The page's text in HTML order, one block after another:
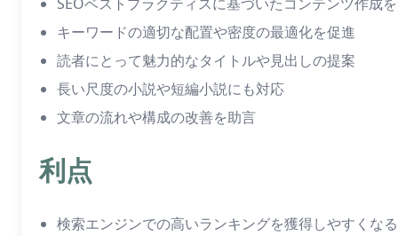
キーワードの適切な配置や密度の最適化を促進
読者にとって魅力的なタイトルや見出しの提案
長い尺度の小説や短編小説にも対応
文章の流れや構成の改善を助言
利点
検索エンジンでの高いランキングを獲得しやすくなる